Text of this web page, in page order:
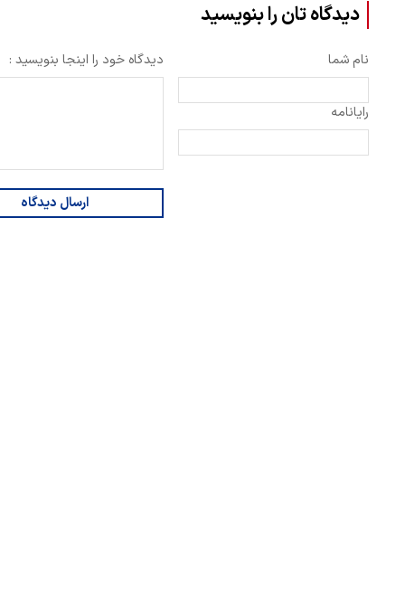
دیدگاه تان را بنویسید
نام شما
رایانامه
دیدگاه خود را اینجا بنویسید :
ارسال دیدگاه